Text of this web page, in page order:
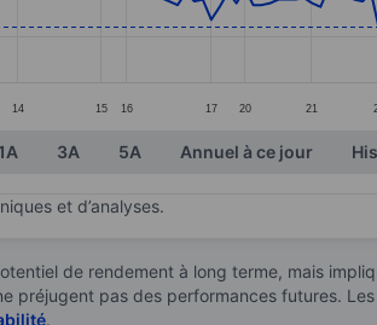
14 15 16 17 20 21
3A 5A Annuel à ce jour
et d’analyses.
de rendement à long terme, mais
préjugent pas des performances futures.
.